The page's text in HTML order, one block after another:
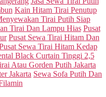
Kain Hitam Tirai Penutup
Tirai Putih Siap
Tirai Dan Lampu Hias Pusat
Pusat Sewa Tirai Hitam Dan
Sewa Tirai Hitam Kedap
Black Curtain Tinggi 2,5
Atau Gorden Putih Jakarta
Jakarta Sewa Sofa Putih Dan